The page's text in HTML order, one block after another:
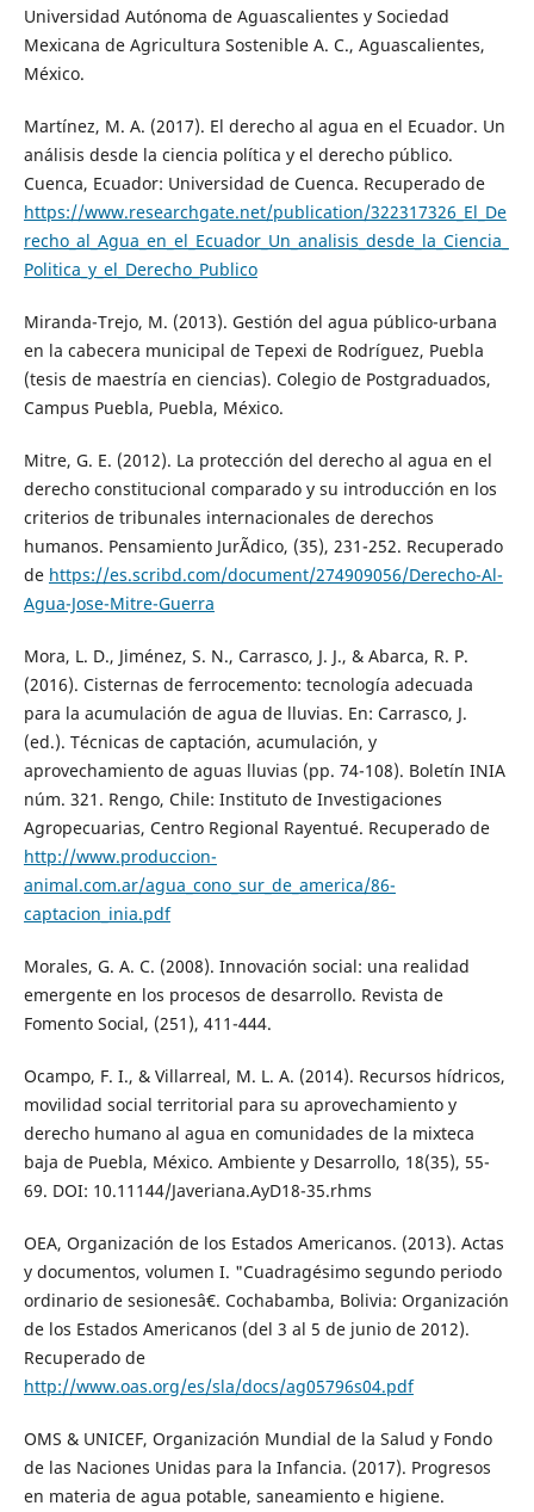
Universidad Autónoma de Aguascalientes y Sociedad
Mexicana de Agricultura Sostenible A. C., Aguascalientes,
México.
Martínez, M. A. (2017). El derecho al agua en el Ecuador. Un
análisis desde la ciencia política y el derecho público.
Cuenca, Ecuador: Universidad de Cuenca. Recuperado de
https://www.researchgate.net/publication/322317326_El_De
recho_al_Agua_en_el_Ecuador_Un_analisis_desde_la_Ciencia_
Politica_y_el_Derecho_Publico
Miranda-Trejo, M. (2013). Gestión del agua público-urbana
en la cabecera municipal de Tepexi de Rodríguez, Puebla
(tesis de maestría en ciencias). Colegio de Postgraduados,
Campus Puebla, Puebla, México.
Mitre, G. E. (2012). La protección del derecho al agua en el
derecho constitucional comparado y su introducción en los
criterios de tribunales internacionales de derechos
humanos. Pensamiento JurÃ­dico, (35), 231-252. Recuperado
de https://es.scribd.com/document/274909056/Derecho-Al-
Agua-Jose-Mitre-Guerra
Mora, L. D., Jiménez, S. N., Carrasco, J. J., & Abarca, R. P.
(2016). Cisternas de ferrocemento: tecnología adecuada
para la acumulación de agua de lluvias. En: Carrasco, J.
(ed.). Técnicas de captación, acumulación, y
aprovechamiento de aguas lluvias (pp. 74-108). Boletín INIA
núm. 321. Rengo, Chile: Instituto de Investigaciones
Agropecuarias, Centro Regional Rayentué. Recuperado de
http://www.produccion-
animal.com.ar/agua_cono_sur_de_america/86-
captacion_inia.pdf
Morales, G. A. C. (2008). Innovación social: una realidad
emergente en los procesos de desarrollo. Revista de
Fomento Social, (251), 411-444.
Ocampo, F. I., & Villarreal, M. L. A. (2014). Recursos hídricos,
movilidad social territorial para su aprovechamiento y
derecho humano al agua en comunidades de la mixteca
baja de Puebla, México. Ambiente y Desarrollo, 18(35), 55-
69. DOI: 10.11144/Javeriana.AyD18-35.rhms
OEA, Organización de los Estados Americanos. (2013). Actas
y documentos, volumen I. "Cuadragésimo segundo periodo
ordinario de sesionesâ€. Cochabamba, Bolivia: Organización
de los Estados Americanos (del 3 al 5 de junio de 2012).
Recuperado de
http://www.oas.org/es/sla/docs/ag05796s04.pdf
OMS & UNICEF, Organización Mundial de la Salud y Fondo
de las Naciones Unidas para la Infancia. (2017). Progresos
en materia de agua potable, saneamiento e higiene.